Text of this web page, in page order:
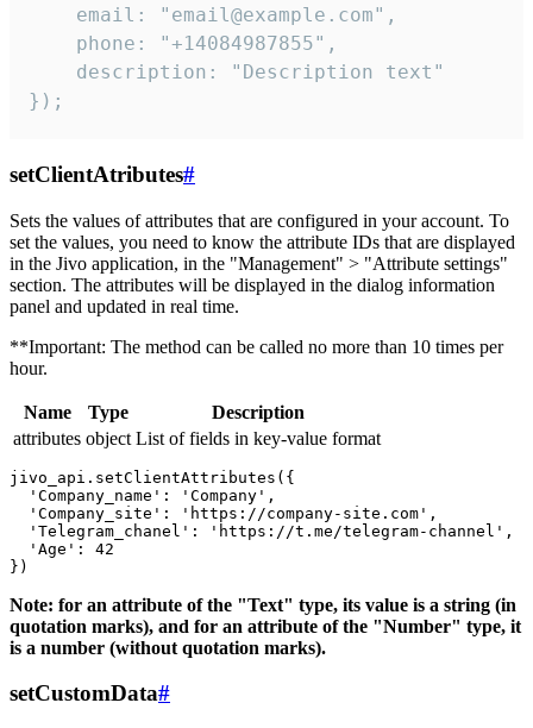
    email: "email@example.com",
    phone: "+14084987855",
    description: "Description text"
});
setClientAtributes#
Sets the values ​​of attributes that are configured in your account. To
set the values, you need to know the attribute IDs that are displayed
in the Jivo application, in the "Management" > "Attribute settings"
section. The attributes will be displayed in the dialog information
panel and updated in real time.
**Important: The method can be called no more than 10 times per
hour.
Name Type
Description
attributes object List of fields in key-value format
jivo_api.setClientAttributes({
  'Company_name': 'Company',
  'Company_site': 'https://company-site.com',
  'Telegram_chanel': 'https://t.me/telegram-channel',
  'Age': 42
Note: for an attribute of the "Text" type, its value is a string (in
quotation marks), and for an attribute of the "Number" type, it
is a number (without quotation marks).
setCustomData#